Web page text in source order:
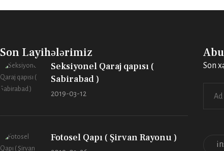
Son Layihələrimiz
Seksiyonel Qaraj qapısı (
Sabirabad )
2019-03-12
Fotosel Qapı ( Şirvan Rayonu )
Son